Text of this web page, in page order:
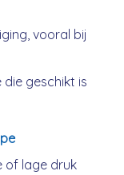
vooral bij
geschikt is
of lage druk